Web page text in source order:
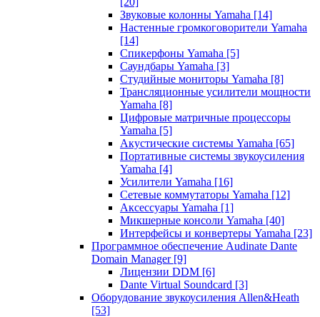
Звуковые колонны Yamaha [14]
Настенные громкоговорители Yamaha
[14]
Спикерфоны Yamaha [5]
Саундбары Yamaha [3]
Студийные мониторы Yamaha [8]
Трансляционные усилители мощности
Yamaha [8]
Цифровые матричные процессоры
Yamaha [5]
Акустические системы Yamaha [65]
Портативные системы звукоусиления
Yamaha [4]
Усилители Yamaha [16]
Сетевые коммутаторы Yamaha [12]
Аксессуары Yamaha [1]
Микшерные консоли Yamaha [40]
Интерфейсы и конвертеры Yamaha [23]
Программное обеспечение Audinate Dante
Domain Manager [9]
Лицензии DDM [6]
Dante Virtual Soundcard [3]
Оборудование звукоусиления Allen&Heath
[53]